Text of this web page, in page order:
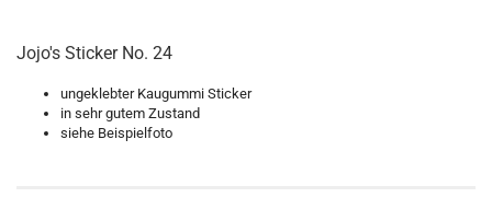
Jojo's Sticker No. 24
ungeklebter Kaugummi Sticker
in sehr gutem Zustand
siehe Beispielfoto